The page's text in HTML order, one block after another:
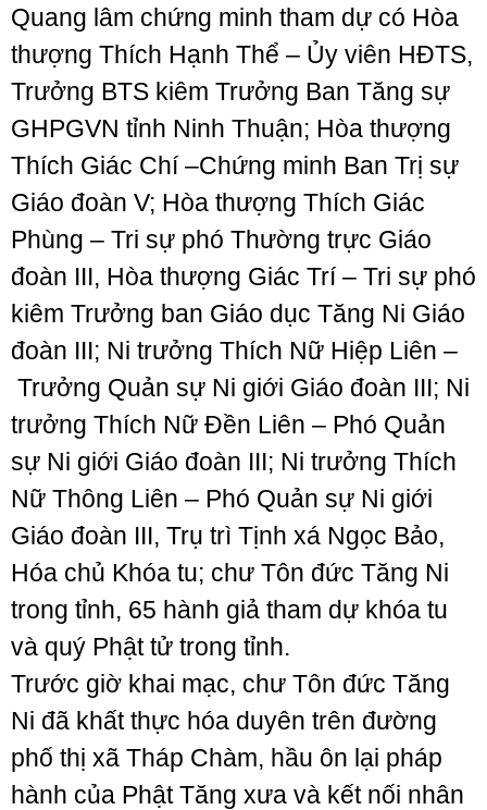
Quang lâm chứng minh tham dự có Hòa
thượng Thích Hạnh Thể – Ủy viên HĐTS,
Trưởng BTS kiêm Trưởng Ban Tăng sự
GHPGVN tỉnh Ninh Thuận; Hòa thượng
Thích Giác Chí –Chứng minh Ban Trị sự
Giáo đoàn V; Hòa thượng Thích Giác
Phùng – Tri sự phó Thường trực Giáo
đoàn III, Hòa thượng Giác Trí – Tri sự phó
kiêm Trưởng ban Giáo dục Tăng Ni Giáo
đoàn III; Ni trưởng Thích Nữ Hiệp Liên –
Trưởng Quản sự Ni giới Giáo đoàn III; Ni
trưởng Thích Nữ Đền Liên – Phó Quản
sự Ni giới Giáo đoàn III; Ni trưởng Thích
Nữ Thông Liên – Phó Quản sự Ni giới
Giáo đoàn III, Trụ trì Tịnh xá Ngọc Bảo,
Hóa chủ Khóa tu; chư Tôn đức Tăng Ni
trong tỉnh, 65 hành giả tham dự khóa tu
và quý Phật tử trong tỉnh.
Trước giờ khai mạc, chư Tôn đức Tăng
Ni đã khất thực hóa duyên trên đường
phố thị xã Tháp Chàm, hầu ôn lại pháp
hành của Phật Tăng xưa và kết nối nhân